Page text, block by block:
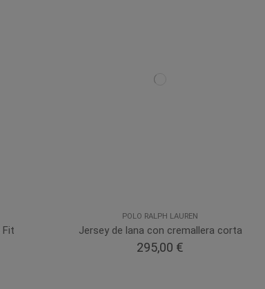
Fit
POLO RALPH LAUREN
Jersey de lana con cremallera corta
295,00 €